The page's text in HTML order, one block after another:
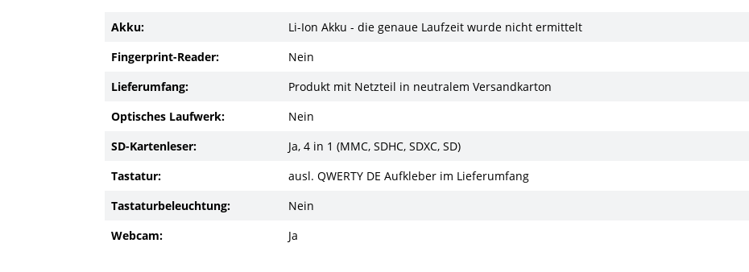
Akku:
Li-Ion Akku - die genaue Laufzeit wurde nicht ermittelt
Fingerprint-Reader:
Nein
Lieferumfang:
Produkt mit Netzteil in neutralem Versandkarton
Optisches Laufwerk:
Nein
SD-Kartenleser:
Ja, 4 in 1 (MMC, SDHC, SDXC, SD)
Tastatur:
ausl. QWERTY DE Aufkleber im Lieferumfang
Tastaturbeleuchtung:
Nein
Webcam:
Ja